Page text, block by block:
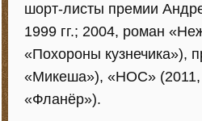
шорт-листы премии
1999 гг.; 2004, роман
«Похороны кузнечика»),
«Микеша»), «НОС» (2011,
«Фланёр»).